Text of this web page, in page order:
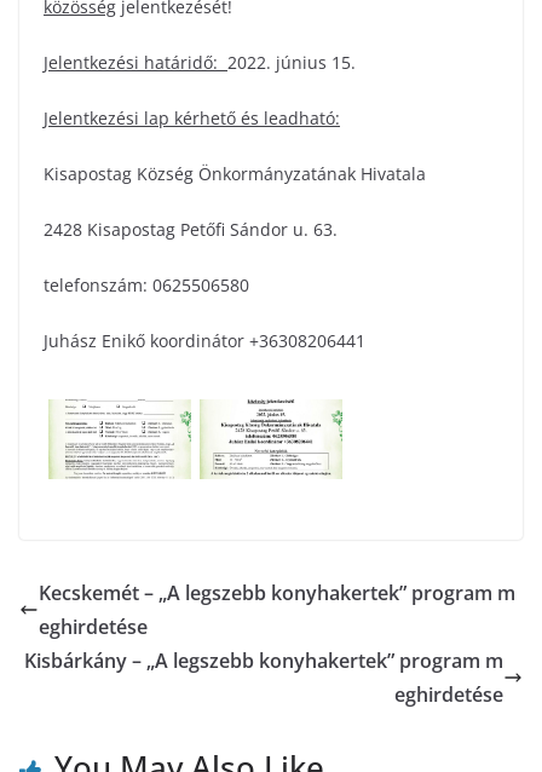
közösség jelentkezését!
Jelentkezési határidő: 2022. június 15.
Jelentkezési lap kérhető és leadható:
Kisapostag Község Önkormányzatának Hivatala
2428 Kisapostag Petőfi Sándor u. 63.
telefonszám: 0625506580
Juhász Enikő koordinátor +36308206441
Kecskemét – „A legszebb konyhakertek” program m
eghirdetése
Kisbárkány – „A legszebb konyhakertek” program m
eghirdetése